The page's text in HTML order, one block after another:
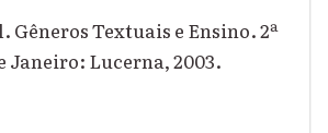
Gêneros Textuais e Ensino. 2ª
Janeiro: Lucerna, 2003.